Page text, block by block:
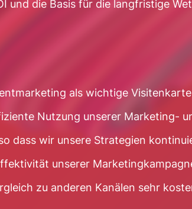
und die Basis für die langfristige
als wichtige
Nutzung unserer Marketing-
dass wir unsere Strategien
unserer
zu anderen Kanälen sehr